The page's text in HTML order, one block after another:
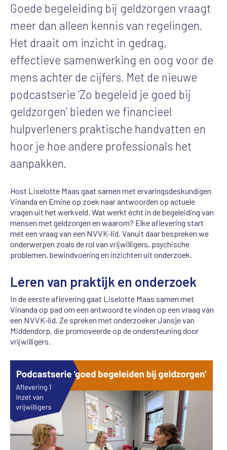
Goede begeleiding bij geldzorgen vraagt
meer dan alleen kennis van regelingen.
Het draait om inzicht in gedrag,
effectieve samenwerking en oog voor de
mens achter de cijfers. Met de nieuwe
podcastserie ‘Zo begeleid je goed bij
geldzorgen’ bieden we financieel
hulpverleners praktische handvatten en
hoor je hoe andere professionals het
aanpakken.
Host Liselotte Maas gaat samen met ervaringsdeskundigen
Vinanda en Emine op zoek naar antwoorden op actuele
vragen uit het werkveld. Wat werkt écht in de begeleiding van
mensen met geldzorgen en waarom? Elke aflevering start
met een vraag van een NVVK-lid. Vanuit daar bespreken we
onderwerpen zoals de rol van vrijwilligers, psychische
problemen, bewindvoering en inzichten uit onderzoek.
Leren van praktijk en onderzoek
In de eerste aflevering gaat Liselotte Maas samen met
Vinanda op pad om een antwoord te vinden op een vraag van
een NVVK-lid. Ze spreken met onderzoeker Jansje van
Middendorp, die promoveerde op de ondersteuning door
vrijwilligers.